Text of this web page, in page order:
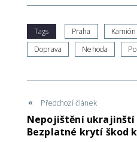
Tags Praha Kamión
Doprava
Nehoda
Předchozí článek
Nepojištění
Bezplatné krytí škod